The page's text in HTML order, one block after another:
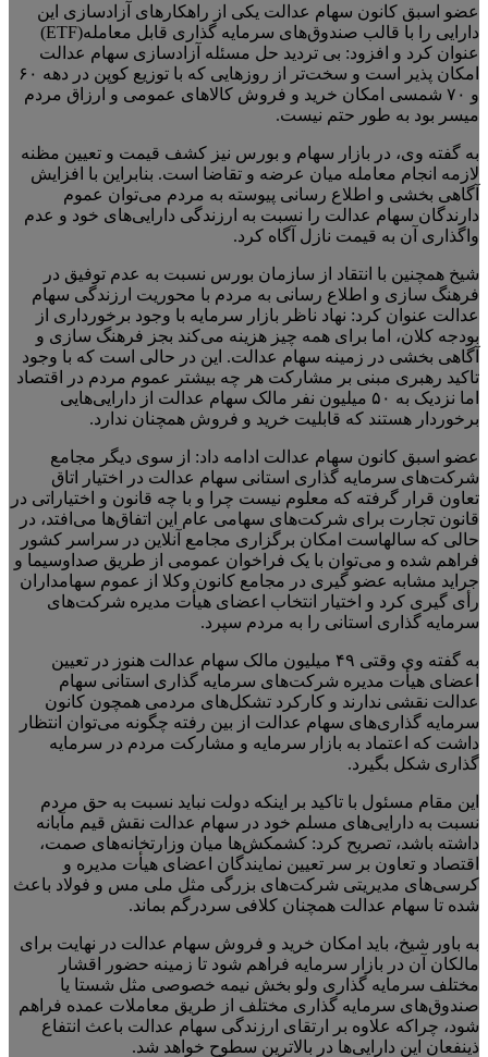
عضو اسبق کانون سهام عدالت یکی از راهکارهای آزادسازی این
دارایی را با قالب صندوق‌های سرمایه گذاری قابل معامله(ETF)
عنوان کرد و افزود: بی تردید حل مسئله آزادسازی سهام عدالت
امکان پذیر است و سخت‌تر از روزهایی که با توزیع کوپن در دهه ۶۰
و ۷۰ شمسی امکان خرید و فروش کالاهای عمومی و ارزاق مردم
میسر بود به طور حتم نیست.
به گفته وی، در بازار سهام و بورس نیز کشف قیمت و تعیین مظنه
لازمه انجام معامله میان عرضه و تقاضا است. بنابراین با افزایش
آگاهی بخشی و اطلاع رسانی پیوسته به مردم می‌توان عموم
دارندگان سهام عدالت را نسبت به ارزندگی دارایی‌های خود و عدم
واگذاری آن به قیمت نازل آگاه کرد.
شیخ همچنین با انتقاد از سازمان بورس نسبت به عدم توفیق در
فرهنگ سازی و اطلاع رسانی به مردم با محوریت ارزندگی سهام
عدالت عنوان کرد: نهاد ناظر بازار سرمایه با وجود برخورداری از
بودجه کلان، اما برای همه چیز هزینه می‌کند بجز فرهنگ سازی و
آگاهی بخشی در زمینه سهام عدالت. این در حالی است که با وجود
تاکید رهبری مبنی بر مشارکت هر چه بیشتر عموم مردم در اقتصاد
اما نزدیک به ۵۰ میلیون نفر مالک سهام عدالت از دارایی‌هایی
برخوردار هستند که قابلیت خرید و فروش همچنان ندارد.
عضو اسبق کانون سهام عدالت ادامه داد: از سوی دیگر مجامع
شرکت‌های سرمایه گذاری استانی سهام عدالت در اختیار اتاق
تعاون قرار گرفته که معلوم نیست چرا و با چه قانون و اختیاراتی در
قانون تجارت برای شرکت‌های سهامی عام این اتفاق‌ها می‌افتد، در
حالی که سالهاست امکان برگزاری مجامع آنلاین در سراسر کشور
فراهم شده و می‌توان با یک فراخوان عمومی از طریق صداوسیما و
جراید مشابه عضو گیری در مجامع کانون وکلا از عموم سهامداران
رأی گیری کرد و اختیار انتخاب اعضای هیأت مدیره شرکت‌های
سرمایه گذاری استانی را به مردم سپرد.
به گفته وی وقتی ۴۹ میلیون مالک سهام عدالت هنوز در تعیین
اعضای هیأت مدیره شرکت‌های سرمایه گذاری استانی سهام
عدالت نقشی ندارند و کارکرد تشکل‌های مردمی همچون کانون
سرمایه گذاری‌های سهام عدالت از بین رفته چگونه می‌توان انتظار
داشت که اعتماد به بازار سرمایه و مشارکت مردم در سرمایه
گذاری شکل بگیرد.
این مقام مسئول با تاکید بر اینکه دولت نباید نسبت به حق مردم
نسبت به دارایی‌های مسلم خود در سهام عدالت نقش قیم مآبانه
داشته باشد، تصریح کرد: کشمکش‌ها میان وزارتخانه‌های صمت،
اقتصاد و تعاون بر سر تعیین نمایندگان اعضای هیأت مدیره و
کرسی‌های مدیریتی شرکت‌های بزرگی مثل ملی مس و فولاد باعث
شده تا سهام عدالت همچنان کلافی سردرگم بماند.
به باور شیخ، باید امکان خرید و فروش سهام عدالت در نهایت برای
مالکان آن در بازار سرمایه فراهم شود تا زمینه حضور اقشار
مختلف سرمایه گذاری ولو بخش نیمه خصوصی مثل شستا یا
صندوق‌های سرمایه گذاری مختلف از طریق معاملات عمده فراهم
شود، چراکه علاوه بر ارتقای ارزندگی سهام عدالت باعث انتفاع
ذینفعان این دارایی‌ها در بالاترین سطوح خواهد شد.